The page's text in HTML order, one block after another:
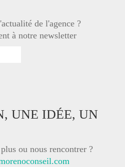
de l'agence ?
à notre newsletter
UNE IDÉE, UN
ou nous rencontrer ?